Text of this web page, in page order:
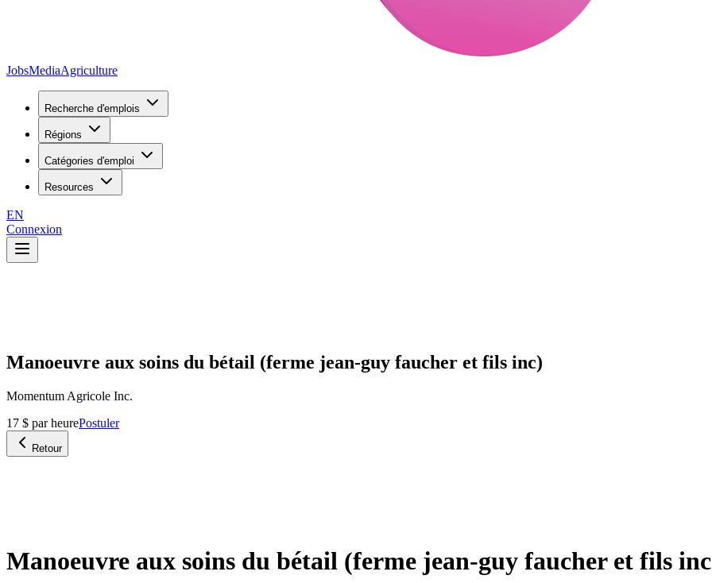
JobsMediaAgriculture
Recherche d'emplois
Régions
Catégories d'emploi
Resources
EN
Connexion
Manoeuvre aux soins du bétail (ferme jean-guy faucher et fils inc)
Momentum Agricole Inc.
17 $ par heurePostuler
Retour
Manoeuvre aux soins du bétail (ferme jean-guy faucher et fils